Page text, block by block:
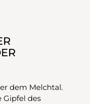
dem Melchtal.
Gipfel des